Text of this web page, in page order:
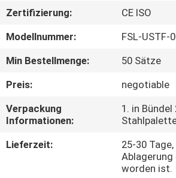
AUSFLUG
QUALITÄTSKONTROLLE
TRETEN
SIE
MIT
Zertifizierung:
CE ISO
Modellnummer:
FSL-USTF-
Min Bestellmenge:
50 Sätze
Preis:
negotiable
Verpackung
Informationen:
1. in Bündel
Lieferzeit:
25-30
worden ist.